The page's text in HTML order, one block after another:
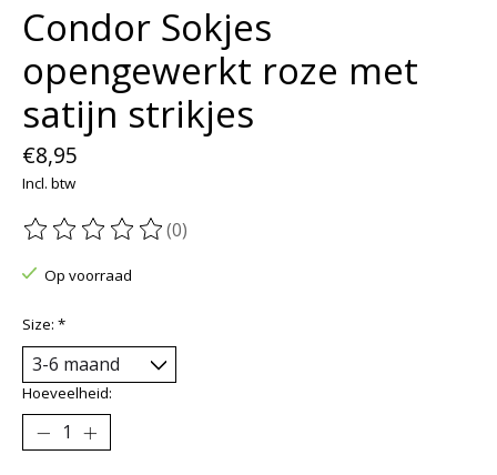
Condor Sokjes
opengewerkt roze met
satijn strikjes
€8,95
Incl. btw
De beoordeling van dit product is
(0)
Op voorraad
Size: *
Hoeveelheid: